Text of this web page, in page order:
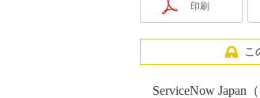
印刷
こ
ServiceNow Japan